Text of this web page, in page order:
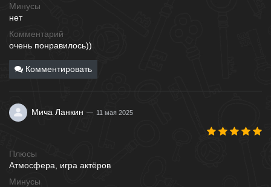
Минусы
нет
Комментарий
очень понравилось))
Комментировать
Мича Ланкин 11 мая 2025
Плюсы
Атмосфера, игра актёров
Минусы